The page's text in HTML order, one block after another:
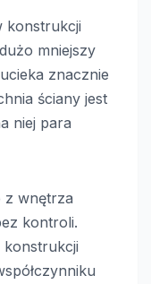
konstrukcji
mniejszy
znacznie
ściany jest
niej para
z wnętrza
kontroli.
konstrukcji